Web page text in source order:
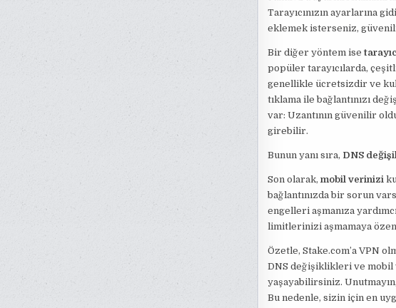
Tarayıcınızın ayarlarına
eklemek isterseniz,
Bir diğer yöntem ise
popüler tarayıcılarda,
genellikle ücretsizdir ve
tıklama ile bağlantınızı
var: Uzantının güvenilir
girebilir.
Bunun yanı sıra, DNS
Son olarak, mobil verinizi
bağlantınızda bir sorun
engelleri aşmanıza
limitlerinizi aşmamaya
Özetle, Stake.com’a VPN
DNS değişiklikleri ve
yaşayabilirsiniz.
Bu nedenle, sizin için en